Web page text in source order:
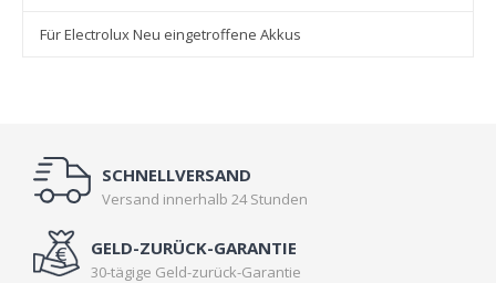
Für Electrolux Neu eingetroffene Akkus
SCHNELLVERSAND
Versand innerhalb 24 Stunden
GELD-ZURÜCK-GARANTIE
30-tägige Geld-zurück-Garantie